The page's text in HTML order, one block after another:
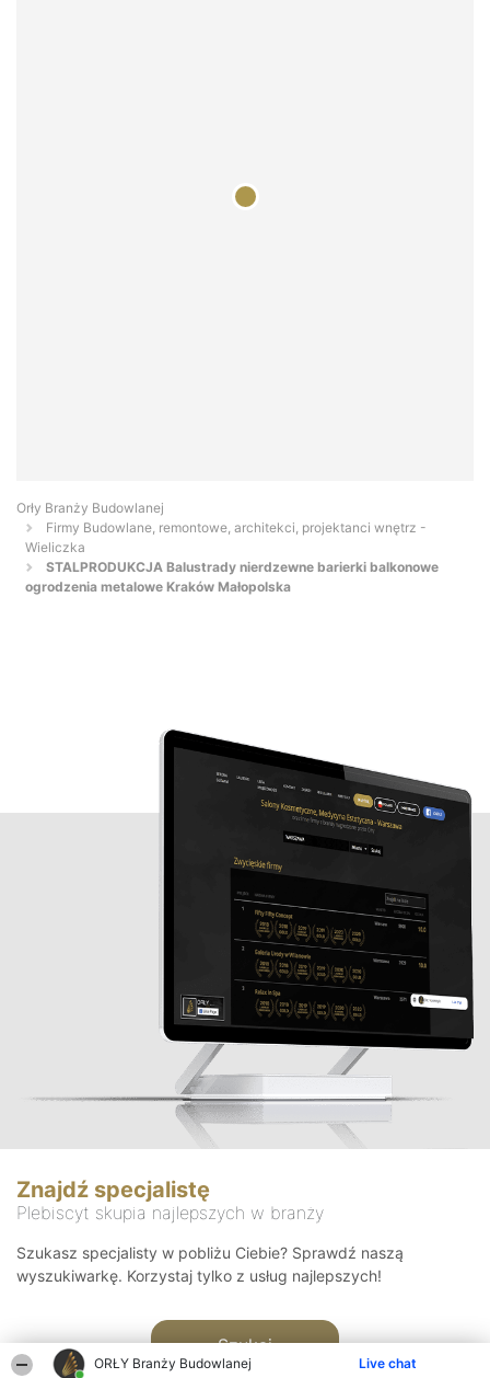
ORŁY Branży Budowlanej Live chat
Orły Branży Budowlanej
Firmy Budowlane, remontowe, architekci, projektanci wnętrz -
Wieliczka
STALPRODUKCJA Balustrady nierdzewne barierki balkonowe
ogrodzenia metalowe Kraków Małopolska
Znajdź specjalistę
Plebiscyt skupia najlepszych w branży
Szukasz specjalisty w pobliżu Ciebie? Sprawdź naszą
wyszukiwarkę. Korzystaj tylko z usług najlepszych!
Szukaj